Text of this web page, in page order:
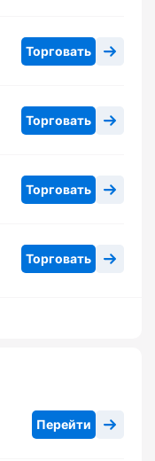
Торговать
Торговать
Торговать
Торговать
Перейти